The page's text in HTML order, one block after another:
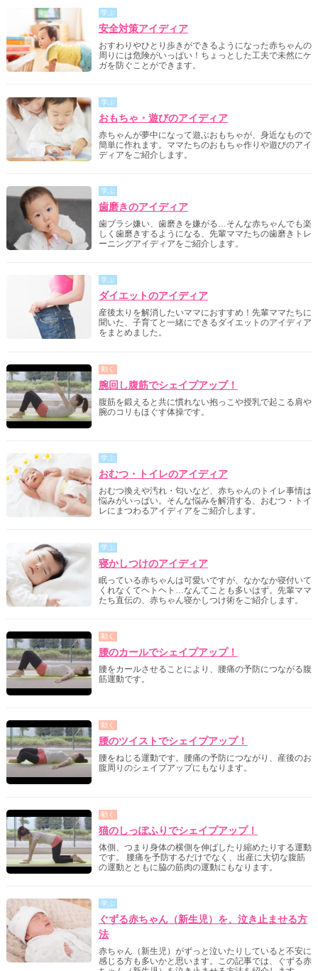
学ぶ
安全対策アイディア
おすわりやひとり歩きができるようになった赤ちゃんの
周りには危険がいっぱい！ちょっとした工夫で未然にケ
ガを防ぐことができます。
学ぶ
おもちゃ・遊びのアイディア
赤ちゃんが夢中になって遊ぶおもちゃが、身近なもので
簡単に作れます。ママたちのおもちゃ作りや遊びのアイ
ディアをご紹介します。
学ぶ
歯磨きのアイディア
歯ブラシ嫌い、歯磨きを嫌がる…そんな赤ちゃんでも楽
しく歯磨きするようになる、先輩ママたちの歯磨きトレ
ーニングアイディアをご紹介します。
学ぶ
ダイエットのアイディア
産後太りを解消したいママにおすすめ！先輩ママたちに
聞いた、子育てと一緒にできるダイエットのアイディア
をまとめました。
動く
腕回し腹筋でシェイプアップ！
腹筋を鍛えると共に慣れない抱っこや授乳で起こる肩や
腕のコリもほぐす体操です。
学ぶ
おむつ・トイレのアイディア
おむつ換えや汚れ・匂いなど、赤ちゃんのトイレ事情は
悩みがいっぱい。そんな悩みを解消する、おむつ・トイ
レにまつわるアイディアをご紹介します。
学ぶ
寝かしつけのアイディア
眠っている赤ちゃんは可愛いですが、なかなか寝付いて
くれなくてヘトヘト…なんてことも多いはず。先輩ママ
たち直伝の、赤ちゃん寝かしつけ術をご紹介します。
動く
腰のカールでシェイプアップ！
腰をカールさせることにより、腰痛の予防につながる腹
筋運動です。
動く
腰のツイストでシェイプアップ！
腰をねじる運動です。腰痛の予防につながり、産後のお
腹周りのシェイプアップにもなります。
動く
猫のしっぽふりでシェイプアップ！
体側、つまり身体の横側を伸ばしたり縮めたりする運動
です。 腰痛を予防するだけでなく、出産に大切な腹筋
の運動とともに脇の筋肉の運動にもなります。
学ぶ
ぐずる赤ちゃん（新生児）を、泣き止ませる方
法
赤ちゃん（新生児）がずっと泣いたりしていると不安に
感じる方も多いかと思います。この記事では、ぐずる赤